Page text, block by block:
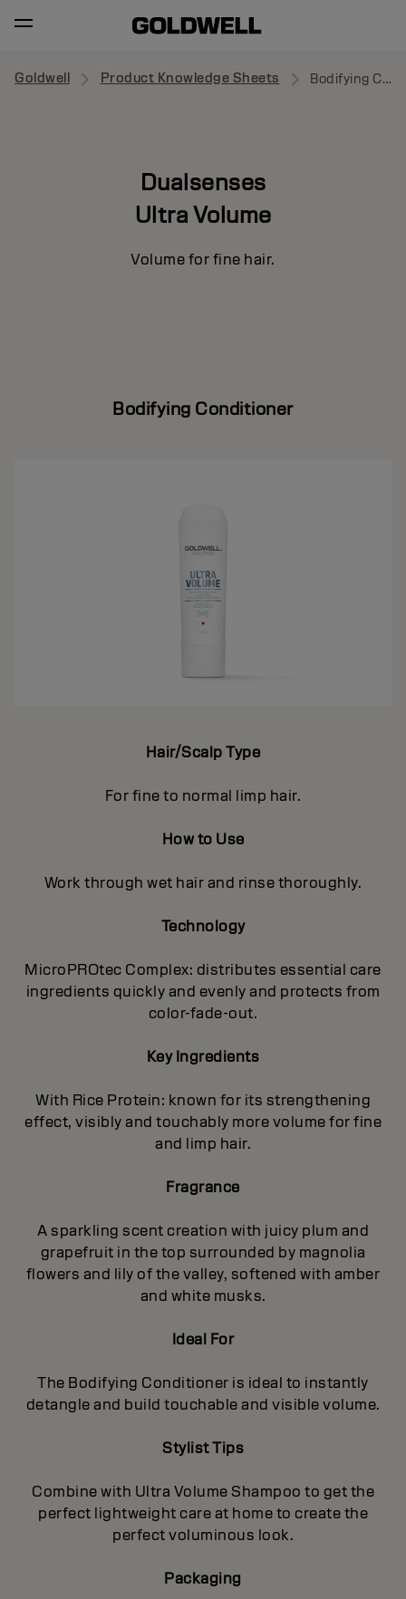
Goldwell Product Knowledge Sheets Bodifying Conditioner
Dualsenses
Ultra Volume
Volume for fine hair.
Bodifying Conditioner
Hair/Scalp Type
For fine to normal limp hair.
How to Use
Work through wet hair and rinse thoroughly.
Technology
MicroPROtec Complex: distributes essential care
ingredients quickly and evenly and protects from
color-fade-out.
Key Ingredients
With Rice Protein: known for its strengthening
effect, visibly and touchably more volume for fine
and limp hair.
Fragrance
A sparkling scent creation with juicy plum and
grapefruit in the top surrounded by magnolia
flowers and lily of the valley, softened with amber
and white musks.
Ideal For
The Bodifying Conditioner is ideal to instantly
detangle and build touchable and visible volume.
Stylist Tips
Combine with Ultra Volume Shampoo to get the
perfect lightweight care at home to create the
perfect voluminous look.
Packaging